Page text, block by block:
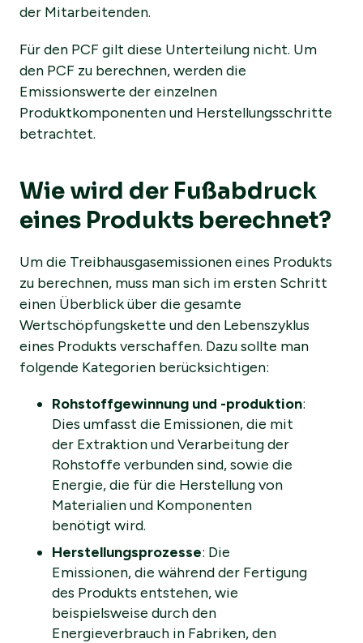
der Mitarbeitenden.
Für den PCF gilt diese Unterteilung nicht. Um
den PCF zu berechnen, werden die
Emissionswerte der einzelnen
Produktkomponenten und Herstellungsschritte
betrachtet.
Wie wird der Fußabdruck
eines Produkts berechnet?
Um die Treibhausgasemissionen eines Produkts
zu berechnen, muss man sich im ersten Schritt
einen Überblick über die gesamte
Wertschöpfungskette und den Lebenszyklus
eines Produkts verschaffen. Dazu sollte man
folgende Kategorien berücksichtigen:
Rohstoffgewinnung und -produktion:
Dies umfasst die Emissionen, die mit
der Extraktion und Verarbeitung der
Rohstoffe verbunden sind, sowie die
Energie, die für die Herstellung von
Materialien und Komponenten
benötigt wird.
Herstellungsprozesse: Die
Emissionen, die während der Fertigung
des Produkts entstehen, wie
beispielsweise durch den
Energieverbrauch in Fabriken, den